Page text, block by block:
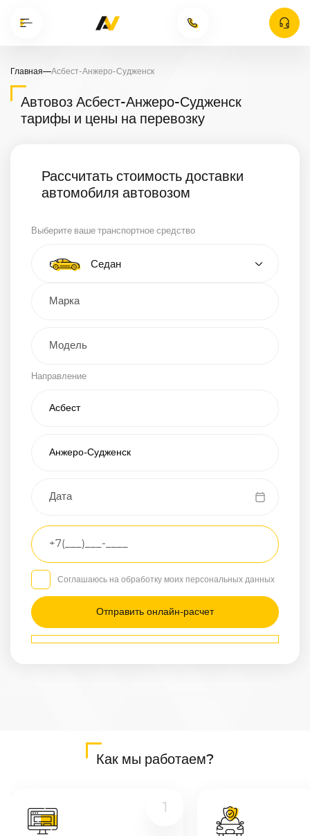
Главная—Асбест-Анжеро-Судженск
Автовоз Асбест-Анжеро-Судженск
тарифы и цены на перевозку
Рассчитать стоимость доставки
автомобиля автовозом
Выберите ваше транспортное средство
Тип автомобиля
Седан
Кроссовер
Грузовой
Другое
Направление
Транспортное
средство
Седан
/
Маршрут
Асбест —
Соглашаюсь на обработку моих персональных данных
Как мы работаем?
1